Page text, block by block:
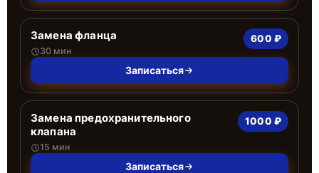
Замена фланца
30 мин
600 ₽
Записаться
Замена предохранительного
клапана
15 мин
1000 ₽
Записаться